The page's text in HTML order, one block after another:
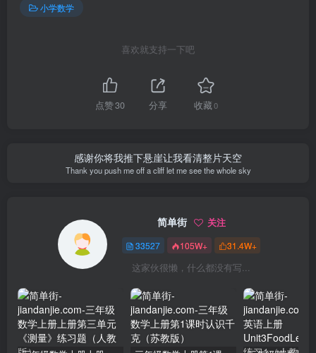
小学数学
喜欢就支持一下吧
点赞30 分享 收藏0
感谢你将我推下悬崖让我看清整片天空
Thank you push me off a cliff let me see the whole sky
简单街 关注
33527 105W+ 31.4W+
这家伙很懒，什么都没有写...